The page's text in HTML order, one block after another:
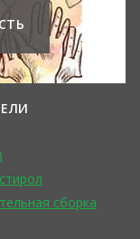
сборка